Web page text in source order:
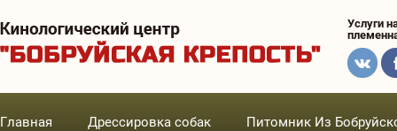
Услуги
Главная Дрессировка собак Питомник Из